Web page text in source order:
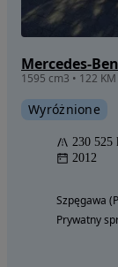
Mercedes-
1595 cm3 • 122 KM
Wyróżnione
230 525
2012
Szpęgawa
Prywatny